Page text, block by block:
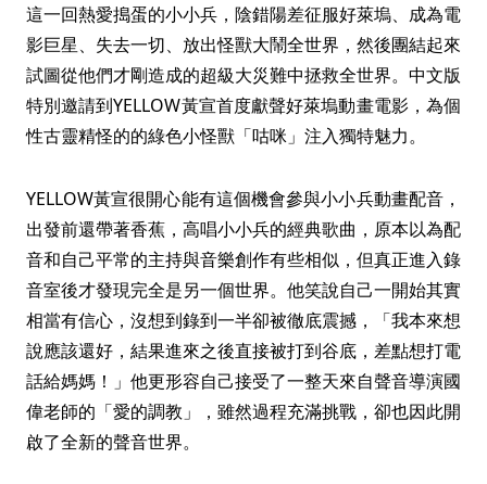
這一回熱愛搗蛋的小小兵，陰錯陽差征服好萊塢、成為電
影巨星、失去一切、放出怪獸大鬧全世界，然後團結起來
試圖從他們才剛造成的超級大災難中拯救全世界。中文版
特別邀請到YELLOW黃宣首度獻聲好萊塢動畫電影，為個
性古靈精怪的的綠色小怪獸「咕咪」注入獨特魅力。
YELLOW黃宣很開心能有這個機會參與小小兵動畫配音，
出發前還帶著香蕉，高唱小小兵的經典歌曲，原本以為配
音和自己平常的主持與音樂創作有些相似，但真正進入錄
音室後才發現完全是另一個世界。他笑說自己一開始其實
相當有信心，沒想到錄到一半卻被徹底震撼，「我本來想
說應該還好，結果進來之後直接被打到谷底，差點想打電
話給媽媽！」他更形容自己接受了一整天來自聲音導演國
偉老師的「愛的調教」，雖然過程充滿挑戰，卻也因此開
啟了全新的聲音世界。